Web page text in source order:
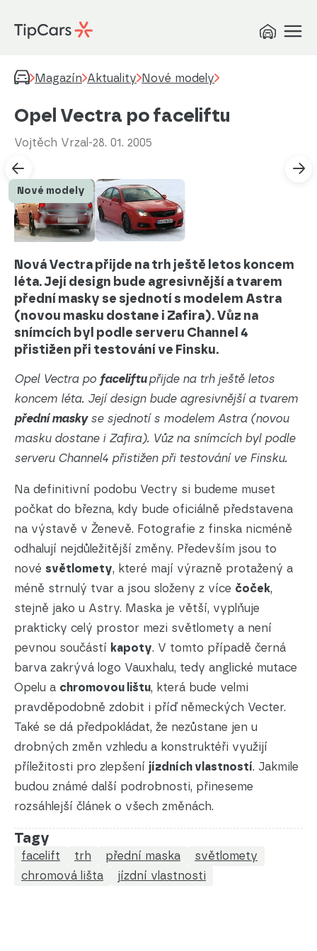
Magazín Aktuality Nové modely
Opel Vectra po faceliftu
Vojtěch Vrzal -28. 01. 2005
Nové modely
Nová Vectra přijde na trh ještě letos koncem
léta. Její design bude agresivnější a tvarem
přední masky se sjednotí s modelem Astra
(novou masku dostane i Zafira). Vůz na
snímcích byl podle serveru Channel 4
přistižen při testování ve Finsku.
Opel Vectra po faceliftupřijde na trh ještě letos
koncem léta. Její design bude agresivnější a tvarem
přední maskyse sjednotí s modelem Astra (novou
masku dostane i Zafira). Vůz na snímcích byl podle
serveru Channel4 přistižen při testování ve Finsku.
Na definitivní podobu Vectry si budeme muset
počkat do března, kdy bude oficiálně představena
na výstavě v Ženevě. Fotografie z finska nicméně
odhalují nejdůležitější změny. Především jsou to
nové světlomety, které mají výrazně protažený a
méně strnulý tvar a jsou složeny z více čoček,
stejně jako u Astry. Maska je větší, vyplňuje
prakticky celý prostor mezi světlomety a není
pevnou součástí kapoty. V tomto případě černá
barva zakrývá logo Vauxhalu, tedy anglické mutace
Opelu a chromovou lištu, která bude velmi
pravděpodobně zdobit i příď německých Vecter.
Také se dá předpokládat, že nezůstane jen u
drobných změn vzhledu a konstruktéři využijí
příležitosti pro zlepšení jízdních vlastností. Jakmile
budou známé další podrobnosti, přineseme
rozsáhlejší článek o všech změnách.
Tagy
facelift trh přední maska
světlomety
chromová lišta
jízdní vlastnosti